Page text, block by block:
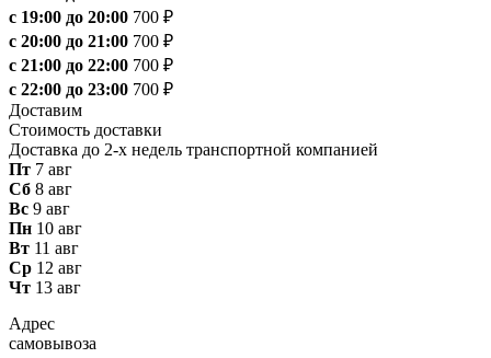
с 19:00 до 20:00 700 ₽
с 20:00 до 21:00 700 ₽
с 21:00 до 22:00 700 ₽
с 22:00 до 23:00 700 ₽
Доставим
Стоимость доставки
Доставка до 2-х недель транспортной компанией
Пт 7 авг
Сб 8 авг
Вс 9 авг
Пн 10 авг
Вт 11 авг
Ср 12 авг
Чт 13 авг
Адрес
самовывоза